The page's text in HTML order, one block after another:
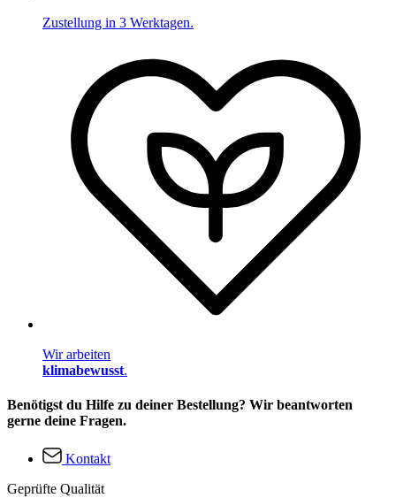
Zustellung in 3 Werktagen.
Wir arbeiten
klimabewusst.
Benötigst du Hilfe zu deiner Bestellung? Wir beantworten
gerne deine Fragen.
Kontakt
Geprüfte Qualität